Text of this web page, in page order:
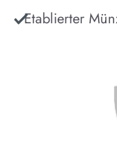
Etablierter